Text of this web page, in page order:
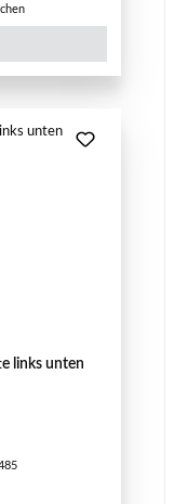
links unten